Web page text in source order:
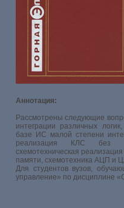
Аннотация:
Рассмотрены следующие
интеграции различных
базе ИС малой степени
реализация КЛС без
схемотехническая
памяти, схемотехника АЦП и
Для студентов вузов,
управление» по дисциплине